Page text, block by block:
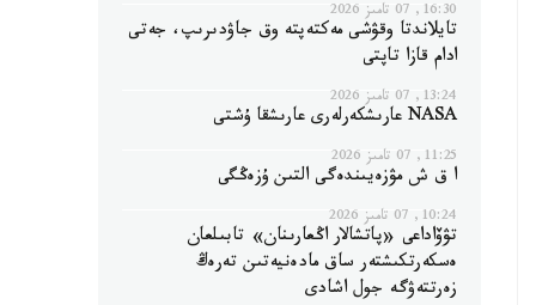
16:30, 07 تامىز 2026
تايلاندتا وقۋشى مەكتەپتە وق جاۋدىرىپ، جەتى
ادام قازا تاپتى
13:24, 07 تامىز 2026
NASA عارىشكەرلەرى عارىشقا ۇشتى
11:25, 07 تامىز 2026
ا ق ش مۋزەيىندەگى التىن ۇزەڭگى
10:24, 07 تامىز 2026
تۋۆاداعى «پاتشالار اڭعارىنان» تابىلعان
ەسكەرتكىشتەر ساق مادەنيەتىن تەرەڭ
زەرتتەۋگە جول اشادى